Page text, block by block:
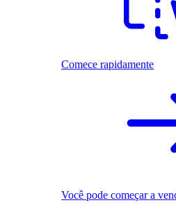
Comece rapidamente
Você pode começar a